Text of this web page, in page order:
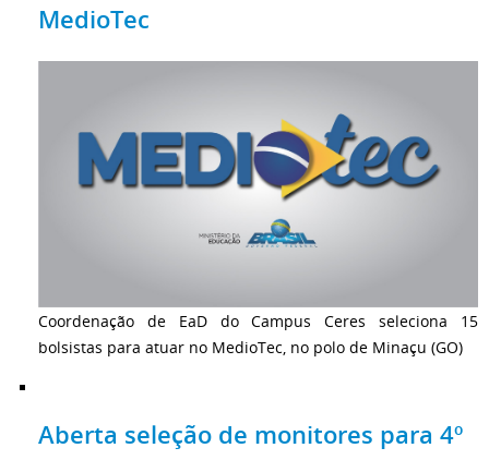
MedioTec
Coordenação de EaD do Campus Ceres seleciona 15
bolsistas para atuar no MedioTec, no polo de Minaçu (GO)
Aberta seleção de monitores para 4º